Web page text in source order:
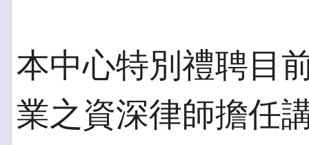
本中心特別禮聘目
業之資深律師擔任